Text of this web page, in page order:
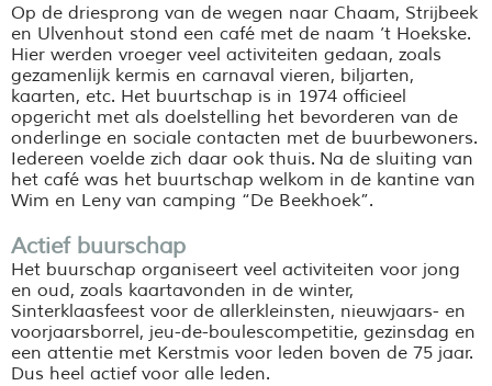
Op de driesprong van de wegen naar Chaam, Strijbeek
en Ulvenhout stond een café met de naam ’t Hoekske.
Hier werden vroeger veel activiteiten gedaan, zoals
gezamenlijk kermis en carnaval vieren, biljarten,
kaarten, etc. Het buurtschap is in 1974 officieel
opgericht met als doelstelling het bevorderen van de
onderlinge en sociale contacten met de buurbewoners.
Iedereen voelde zich daar ook thuis. Na de sluiting van
het café was het buurtschap welkom in de kantine van
Wim en Leny van camping “De Beekhoek”.
Actief buurschap
Het buurschap organiseert veel activiteiten voor jong
en oud, zoals kaartavonden in de winter,
Sinterklaasfeest voor de allerkleinsten, nieuwjaars- en
voorjaarsborrel, jeu-de-boulescompetitie, gezinsdag en
een attentie met Kerstmis voor leden boven de 75 jaar.
Dus heel actief voor alle leden.